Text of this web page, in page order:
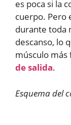
es poca si la
cuerpo. Pero
durante toda
descanso, lo
músculo más
de salida.
Esquema del